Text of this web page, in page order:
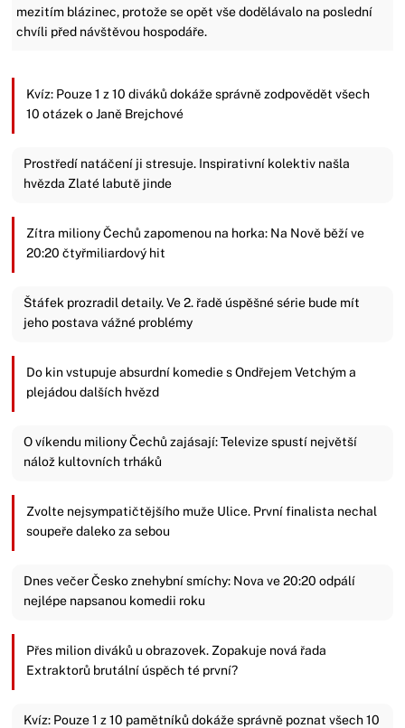
mezitím blázinec, protože se opět vše dodělávalo na poslední
chvíli před návštěvou hospodáře.
Kvíz: Pouze 1 z 10 diváků dokáže správně zodpovědět všech
10 otázek o Janě Brejchové
Prostředí natáčení ji stresuje. Inspirativní kolektiv našla
hvězda Zlaté labutě jinde
Zítra miliony Čechů zapomenou na horka: Na Nově běží ve
20:20 čtyřmiliardový hit
Štáfek prozradil detaily. Ve 2. řadě úspěšné série bude mít
jeho postava vážné problémy
Do kin vstupuje absurdní komedie s Ondřejem Vetchým a
plejádou dalších hvězd
O víkendu miliony Čechů zajásají: Televize spustí největší
nálož kultovních trháků
Zvolte nejsympatičtějšího muže Ulice. První finalista nechal
soupeře daleko za sebou
Dnes večer Česko znehybní smíchy: Nova ve 20:20 odpálí
nejlépe napsanou komedii roku
Přes milion diváků u obrazovek. Zopakuje nová řada
Extraktorů brutální úspěch té první?
Kvíz: Pouze 1 z 10 pamětníků dokáže správně poznat všech 10